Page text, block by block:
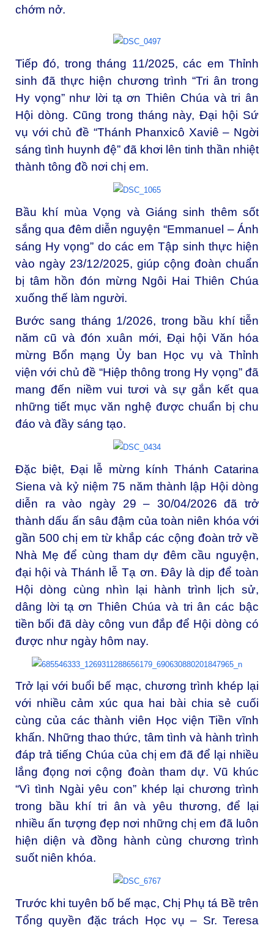
chớm nở.
Tiếp đó, trong tháng 11/2025, các em Thỉnh
sinh đã thực hiện chương trình “Tri ân trong
Hy vọng” như lời tạ ơn Thiên Chúa và tri ân
Hội dòng. Cũng trong tháng này, Đại hội Sứ
vụ với chủ đề “Thánh Phanxicô Xaviê – Ngời
sáng tình huynh đệ” đã khơi lên tinh thần nhiệt
thành tông đồ nơi chị em.
Bầu khí mùa Vọng và Giáng sinh thêm sốt
sắng qua đêm diễn nguyện “Emmanuel – Ánh
sáng Hy vọng” do các em Tập sinh thực hiện
vào ngày 23/12/2025, giúp cộng đoàn chuẩn
bị tâm hồn đón mừng Ngôi Hai Thiên Chúa
xuống thế làm người.
Bước sang tháng 1/2026, trong bầu khí tiễn
năm cũ và đón xuân mới, Đại hội Văn hóa
mừng Bổn mạng Ủy ban Học vụ và Thỉnh
viện với chủ đề “Hiệp thông trong Hy vọng” đã
mang đến niềm vui tươi và sự gắn kết qua
những tiết mục văn nghệ được chuẩn bị chu
đáo và đầy sáng tạo.
Đặc biệt, Đại lễ mừng kính Thánh Catarina
Siena và kỷ niệm 75 năm thành lập Hội dòng
diễn ra vào ngày 29 – 30/04/2026 đã trở
thành dấu ấn sâu đậm của toàn niên khóa với
gần 500 chị em từ khắp các cộng đoàn trở về
Nhà Mẹ để cùng tham dự đêm cầu nguyện,
đại hội và Thánh lễ Tạ ơn. Đây là dịp để toàn
Hội dòng cùng nhìn lại hành trình lịch sử,
dâng lời tạ ơn Thiên Chúa và tri ân các bậc
tiền bối đã dày công vun đắp để Hội dòng có
được như ngày hôm nay.
Trở lại với buổi bế mạc, chương trình khép lại
với nhiều cảm xúc qua hai bài chia sẻ cuối
cùng của các thành viên Học viện Tiền vĩnh
khấn. Những thao thức, tâm tình và hành trình
đáp trả tiếng Chúa của chị em đã để lại nhiều
lắng đọng nơi cộng đoàn tham dự. Vũ khúc
“Vì tình Ngài yêu con” khép lại chương trình
trong bầu khí tri ân và yêu thương, để lại
nhiều ấn tượng đẹp nơi những chị em đã luôn
hiện diện và đồng hành cùng chương trình
suốt niên khóa.
Trước khi tuyên bố bế mạc, Chị Phụ tá Bề trên
Tổng quyền đặc trách Học vụ – Sr. Teresa